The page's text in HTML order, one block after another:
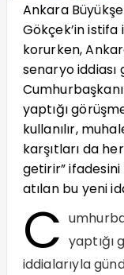
Ankara
Gökçek’in istifa
korurken,
senaryo
yaptığı
kullanılır,
karşıtları da
getirir”
atılan bu yeni
C yaptığı
iddialarıyla